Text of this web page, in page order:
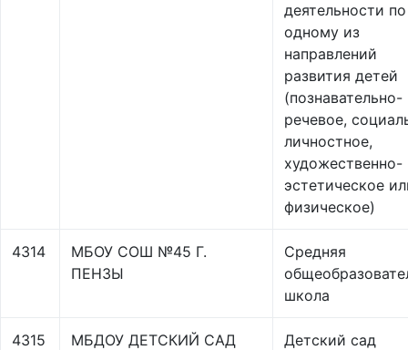
деятельности по
одному из
направлений
развития детей
(познавательно-
речевое,
личностное,
художественно-
эстетическое
физическое)
4314
МБОУ СОШ №45 Г.
ПЕНЗЫ
Средняя
школа
4315
МБДОУ ДЕТСКИЙ САД
Детский сад